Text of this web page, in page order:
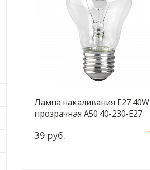
Лампа накаливания Е27 40W
прозрачная A50 40-230-Е27
39 руб.